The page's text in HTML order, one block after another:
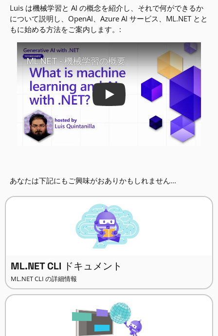
Luis は機械学習と AI の概念を紹介し、それで何ができるか
について説明し、OpenAI、Azure AI サービス、ML.NET とと
もに始める方法をご案内します。:
Play
あなたは下記にもご興味がおありかもしれません...
ML.NET CLI ドキュメント
ML.NET CLI の詳細情報